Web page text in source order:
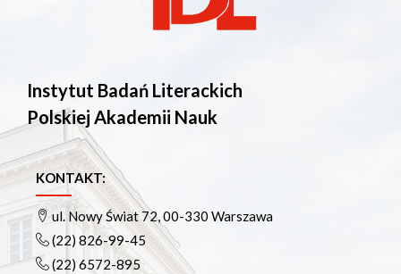
Instytut Badań Literackich
Polskiej Akademii Nauk
KONTAKT:
ul. Nowy Świat 72, 00-330 Warszawa
(22) 826-99-45
(22) 6572-895